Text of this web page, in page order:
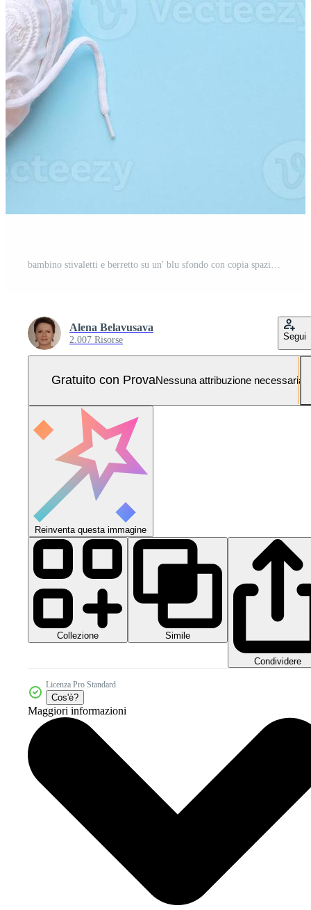
Alena Belavusava
2.007 Risorse Segui
Gratuito con ProvaNessuna attribuzione necessaria
Reinventa questa immagine
Collezione Simile
Condividere
Licenza Pro Standard
Cos'è?
Maggiori informazioni